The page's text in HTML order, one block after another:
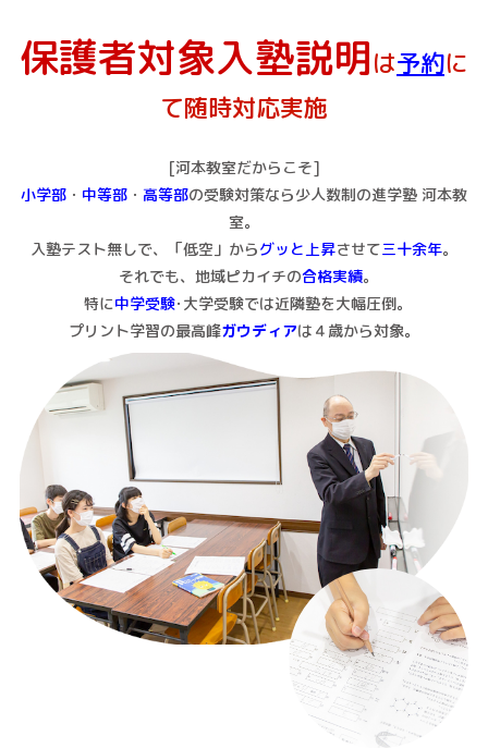
保護者対象入塾説明は予約に
て随時対応実施
[河本教室だからこそ]
小学部 ・ 中等部 ・ 高等部の受験対策なら少人数制の進学塾 河本教
室。
入塾テスト無しで、「低空」からグッと上昇させて三十余年。
それでも、地域ピカイチの合格実績｡
特に中学受験･大学受験では近隣塾を大幅圧倒｡
プリント学習の最高峰ガウディアは４歳から対象。